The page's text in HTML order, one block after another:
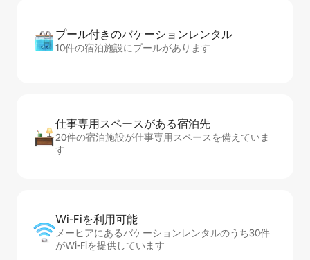
プール付きのバ⁠ケ⁠ー⁠シ⁠ョ⁠ンレ⁠ン⁠タ⁠ル
10件の宿泊施設にプールがあります
仕事専用ス⁠ペ⁠ー⁠スがあ⁠る宿⁠泊⁠先
20件の宿泊施設が仕事専用スペースを備えていま
す
Wi-Fiを利⁠用⁠可⁠能
メーヒアにあるバケーションレンタルのうち30件
がWi-Fiを提供しています